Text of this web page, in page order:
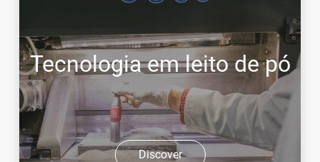
Tecnologia em leito de pó
Discover